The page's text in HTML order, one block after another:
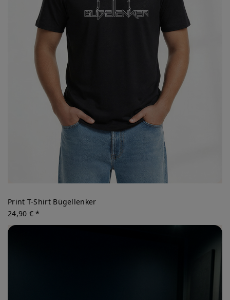
Print T-Shirt Bügellenker
24,90 € *